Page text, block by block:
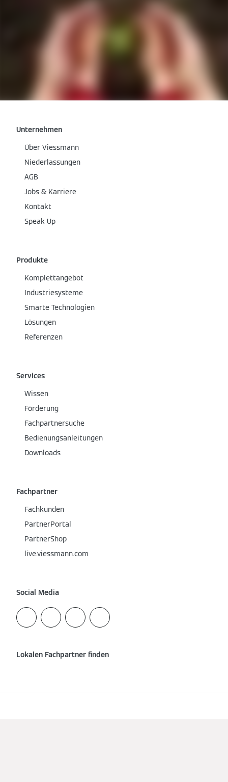
Unternehmen
Über Viessmann
Niederlassungen
AGB
Jobs & Karriere
Kontakt
Speak Up
Produkte
Komplettangebot
Industriesysteme
Smarte Technologien
Lösungen
Referenzen
Services
Wissen
Förderung
Fachpartnersuche
Bedienungsanleitungen
Downloads
Fachpartner
Fachkunden
PartnerPortal
PartnerShop
live.viessmann.com
Social Media
Lokalen Fachpartner finden